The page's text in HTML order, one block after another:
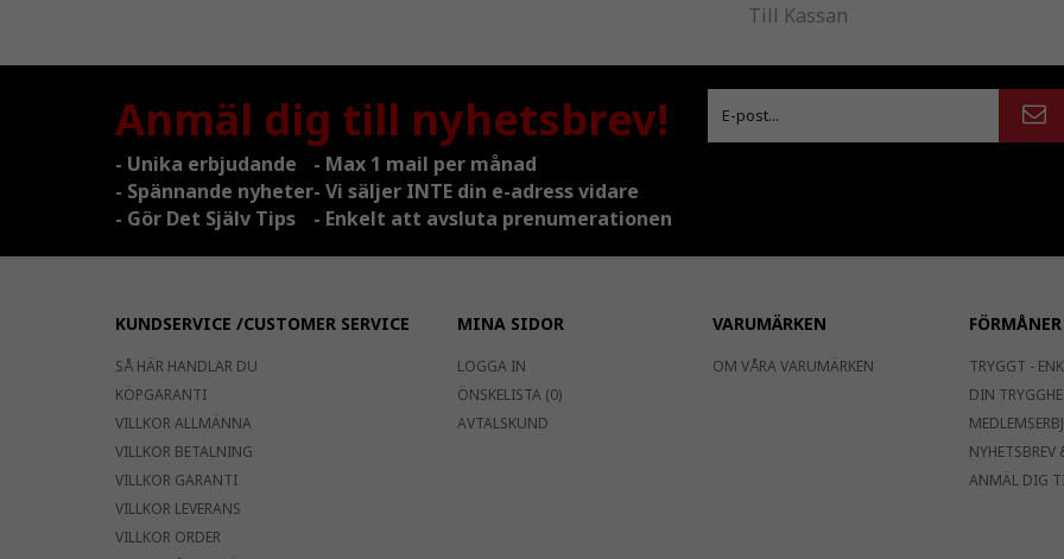
Till Kassan
Anmäl dig till nyhetsbrev!
- Unika erbjudande
- Max 1 mail per månad
- Spännande nyheter- Vi säljer INTE din e-adress vidare
- Gör Det Själv Tips
- Enkelt att avsluta prenumerationen
KUNDSERVICE /CUSTOMER SERVICE
SÅ HÄR HANDLAR DU
KÖPGARANTI
VILLKOR ALLMÄNNA
VILLKOR BETALNING
VILLKOR GARANTI
VILLKOR LEVERANS
VILLKOR ORDER
MINA SIDOR
LOGGA IN
ÖNSKELISTA (0)
AVTALSKUND
VARUMÄRKEN
OM VÅRA VARUMÄRKEN
FÖRMÅNER
TRYGGT -
DIN
NYHETSBREV
ANMÄL DIG